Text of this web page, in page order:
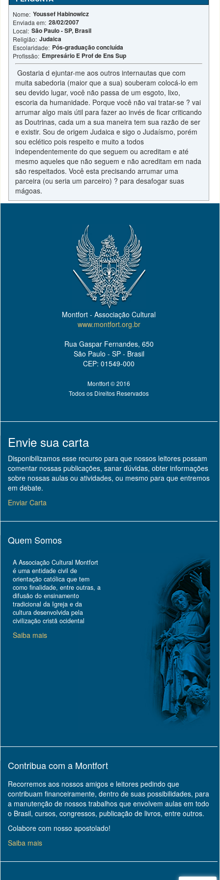
Nome: Youssef Habinowicz
Enviada em: 28/02/2007
Local: São Paulo - SP, Brasil
Religião: Judaica
Escolaridade: Pós-graduação concluída
Profissão: Empresário E Prof de Ens Sup
Gostaria d ejuntar-me aos outros internautas que com
muita sabedoria (maior que a sua) souberam colocá-lo em
seu devido lugar, você não passa de um esgoto, lixo,
escoria da humanidade. Porque você não vai tratar-se ? vai
arrumar algo mais útil para fazer ao invés de ficar criticando
as Doutrinas, cada um a sua maneira tem sua razão de ser
e existir. Sou de origem Judaica e sigo o Judaísmo, porém
sou eclético pois respeito e muito a todos
independentemente do que seguem ou acreditam e até
mesmo aqueles que não seguem e não acreditam em nada
são respeitados. Você esta precisando arrumar uma
parceira (ou seria um parceiro) ? para desafogar suas
mágoas.
Montfort - Associação Cultural
www.montfort.org.br
Rua Gaspar Fernandes, 650
São Paulo - SP - Brasil
CEP: 01549-000
Montfort © 2016
Todos os Direitos Reservados
Envie sua carta
Disponibilizamos esse recurso para que nossos leitores possam
comentar nossas publicações, sanar dúvidas, obter informações
sobre nossas aulas ou atividades, ou mesmo para que entremos
em debate.
Enviar Carta
Quem Somos
A Associação Cultural Montfort
é uma entidade civil de
orientação católica que tem
como finalidade, entre outras, a
difusão do ensinamento
tradicional da Igreja e da
cultura desenvolvida pela
civilização cristã ocidental
Saiba mais
Contribua com a Montfort
Recorremos aos nossos amigos e leitores pedindo que
contribuam financeiramente, dentro de suas possibilidades, para
a manutenção de nossos trabalhos que envolvem aulas em todo
o Brasil, cursos, congressos, publicação de livros, entre outros.
Colabore com nosso apostolado!
Saiba mais